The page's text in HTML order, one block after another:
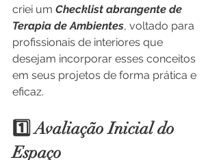
criei um Checklist abrangente de
Terapia de Ambientes, voltado para
profissionais de interiores que
desejam incorporar esses conceitos
em seus projetos de forma prática e
eficaz.
1️⃣ Avaliação Inicial do
Espaço